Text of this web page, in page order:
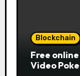
Blockchain
Free
Video